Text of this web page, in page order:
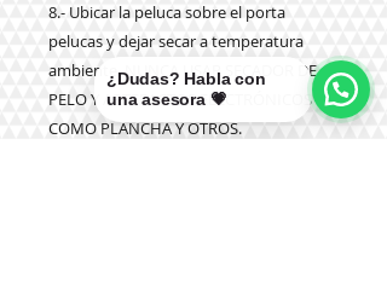
8.- Ubicar la peluca sobre el porta
pelucas y dejar secar a temperatura
ambiente. NUNCA USAR SECADOR DE
PELO Y ARTEFACTOS ELECTRÓNICOS
COMO PLANCHA Y OTROS.
¿Dudas? Habla con
una asesora 💗